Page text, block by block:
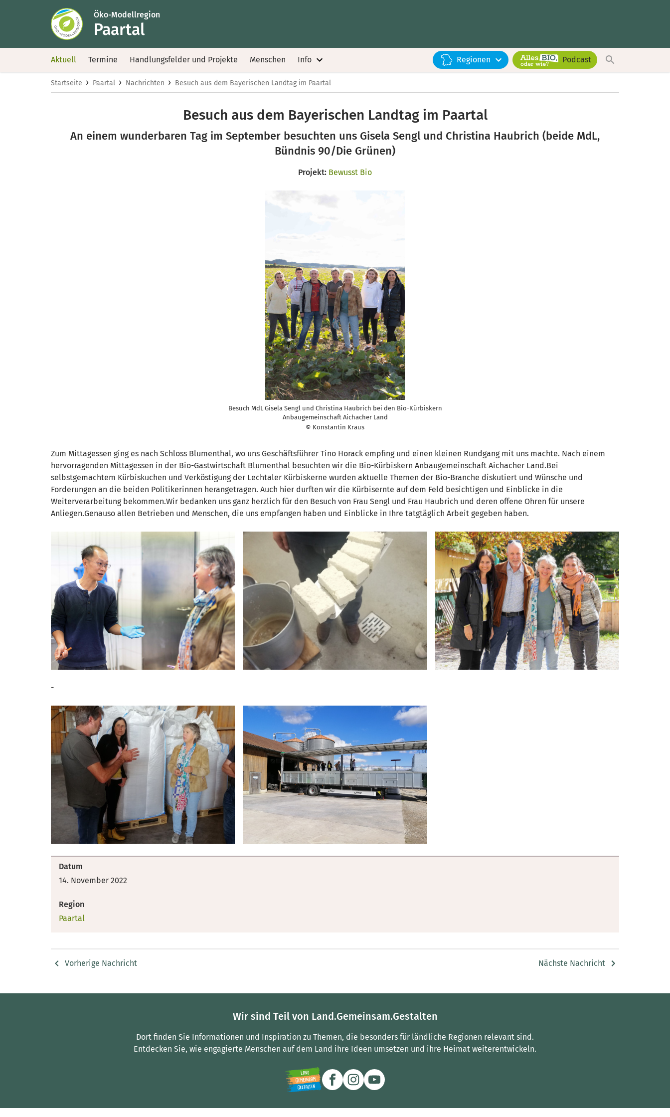
Öko-Modellregion
Paartal
Aktuell Termine Handlungsfelder und Projekte Menschen Info Regionen Podcast
Startseite › Paartal › Nachrichten › Besuch aus dem Bayerischen Landtag im Paartal
Besuch aus dem Bayerischen Landtag im Paartal
An einem wunderbaren Tag im September besuchten uns Gisela Sengl und Christina Haubrich (beide MdL,
Bündnis 90/Die Grünen)
Projekt: Bewusst Bio
Besuch MdL Gisela Sengl und Christina Haubrich bei den Bio-Kürbiskern
Anbaugemeinschaft Aichacher Land
© Konstantin Kraus
Zum Mittagessen ging es nach Schloss Blumenthal, wo uns Geschäftsführer Tino Horack empfing und einen kleinen Rundgang mit uns machte. Nach einem
hervorragenden Mittagessen in der Bio-Gastwirtschaft Blumenthal besuchten wir die Bio-Kürbiskern Anbaugemeinschaft Aichacher Land.Bei
selbstgemachtem Kürbiskuchen und Verköstigung der Lechtaler Kürbiskerne wurden aktuelle Themen der Bio-Branche diskutiert und Wünsche und
Forderungen an die beiden Politikerinnen herangetragen. Auch hier durften wir die Kürbisernte auf dem Feld besichtigen und Einblicke in die
Weiterverarbeitung bekommen.Wir bedanken uns ganz herzlich für den Besuch von Frau Sengl und Frau Haubrich und deren offene Ohren für unsere
Anliegen.Genauso allen Betrieben und Menschen, die uns empfangen haben und Einblicke in Ihre tatgtäglich Arbeit gegeben haben.
-
Datum
14. November 2022
Region
Paartal
Vorherige Nachricht Nächste Nachricht
Wir sind Teil von Land.Gemeinsam.Gestalten
Dort finden Sie Informationen und Inspiration zu Themen, die besonders für ländliche Regionen relevant sind.
Entdecken Sie, wie engagierte Menschen auf dem Land ihre Ideen umsetzen und ihre Heimat weiterentwickeln.